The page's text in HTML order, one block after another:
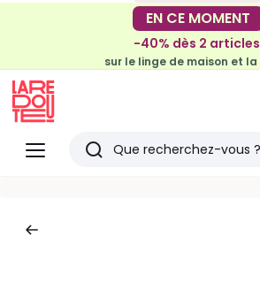
-30€ tous les
sur le meuble & la
EN CE MOMENT
-40% dès 2
sur le linge de maison et
Menu
Redoute
Rechercher